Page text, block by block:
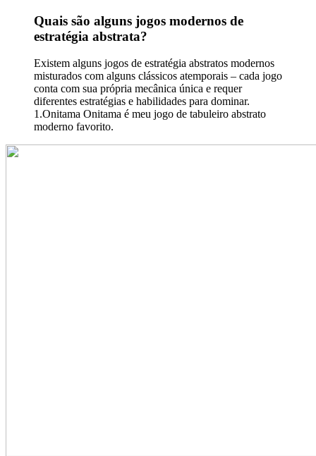
Quais são alguns jogos modernos de
estratégia abstrata?
Existem alguns jogos de estratégia abstratos modernos
misturados com alguns clássicos atemporais – cada jogo
conta com sua própria mecânica única e requer
diferentes estratégias e habilidades para dominar.
1.Onitama Onitama é meu jogo de tabuleiro abstrato
moderno favorito.